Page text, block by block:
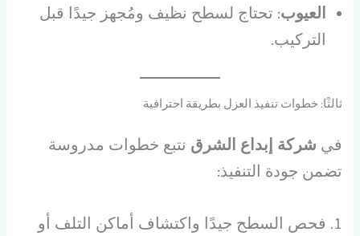
العيوب: تحتاج لسطح نظيف ومُجهز جيدًا قبل
التركيب.
ثالثًا: خطوات تنفيذ العزل بطريقة احترافية
في شركة إبداع الشرق نتبع خطوات مدروسة
تضمن جودة التنفيذ:
فحص السطح جيدًا واكتشاف أماكن التلف أو